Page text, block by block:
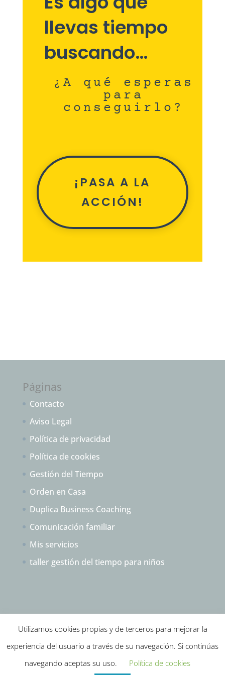
llevas tiempo
buscando…
¿A qué esperas
para
conseguirlo?
¡PASA A LA
ACCIÓN!
Páginas
Contacto
Aviso Legal
Política de privacidad
Política de cookies
Gestión del Tiempo
Orden en Casa
Duplica Business Coaching
Comunicación familiar
Mis servicios
taller gestión del tiempo para niños
Instagram YouTube Email
Utilizamos cookies propias y de terceros para mejorar la
experiencia del usuario a través de su navegación. Si continúas
navegando aceptas su uso.
Política de cookies